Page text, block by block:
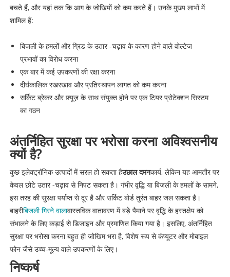
बचते हैं, और यहां तक ​​कि आग के जोखिमों को कम करते हैं। उनके मुख्य लाभों में
शामिल हैं:
बिजली के हमलों और ग्रिड के उतार -चढ़ाव के कारण होने वाले वोल्टेज
प्रभावों का विरोध करना
एक बार में कई उपकरणों की रक्षा करना
दीर्घकालिक रखरखाव और प्रतिस्थापन लागत को कम करना
सर्किट ब्रेकर और फ़्यूज़ के साथ संयुक्त होने पर एक टियर प्रोटेक्शन सिस्टम
का गठन
अंतर्निहित सुरक्षा पर भरोसा करना अविश्वसनीय
क्यों है?
कुछ इलेक्ट्रॉनिक उत्पादों में सरल हो सकता हैउछाल दमनकार्य, लेकिन यह आमतौर पर
केवल छोटे उतार -चढ़ाव से निपट सकता है। गंभीर वृद्धि या बिजली के हमलों के सामने,
इस तरह की सुरक्षा पर्याप्त से दूर है और सर्किट बोर्ड तुरंत बाहर जल सकता है।
बाहरीबिजली गिरने वालावास्तविक वातावरण में बड़े पैमाने पर वृद्धि के हस्तक्षेप को
संभालने के लिए कड़ाई से डिजाइन और प्रमाणित किया गया है। इसलिए, अंतर्निहित
सुरक्षा पर भरोसा करना बहुत ही जोखिम भरा है, विशेष रूप से कंप्यूटर और मोबाइल
फोन जैसे उच्च-मूल्य वाले उपकरणों के लिए।
निष्कर्ष